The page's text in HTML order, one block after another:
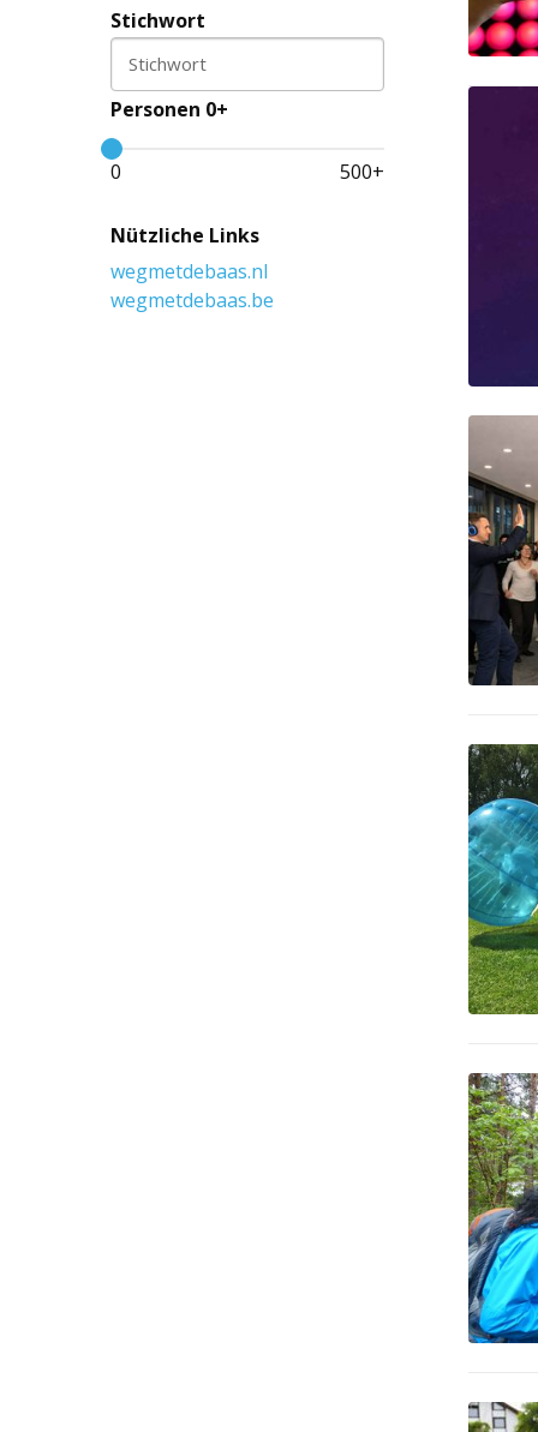
Stichwort
Stichwort
Personen 0+
0 500+
Nützliche Links
wegmetdebaas.nl
wegmetdebaas.be